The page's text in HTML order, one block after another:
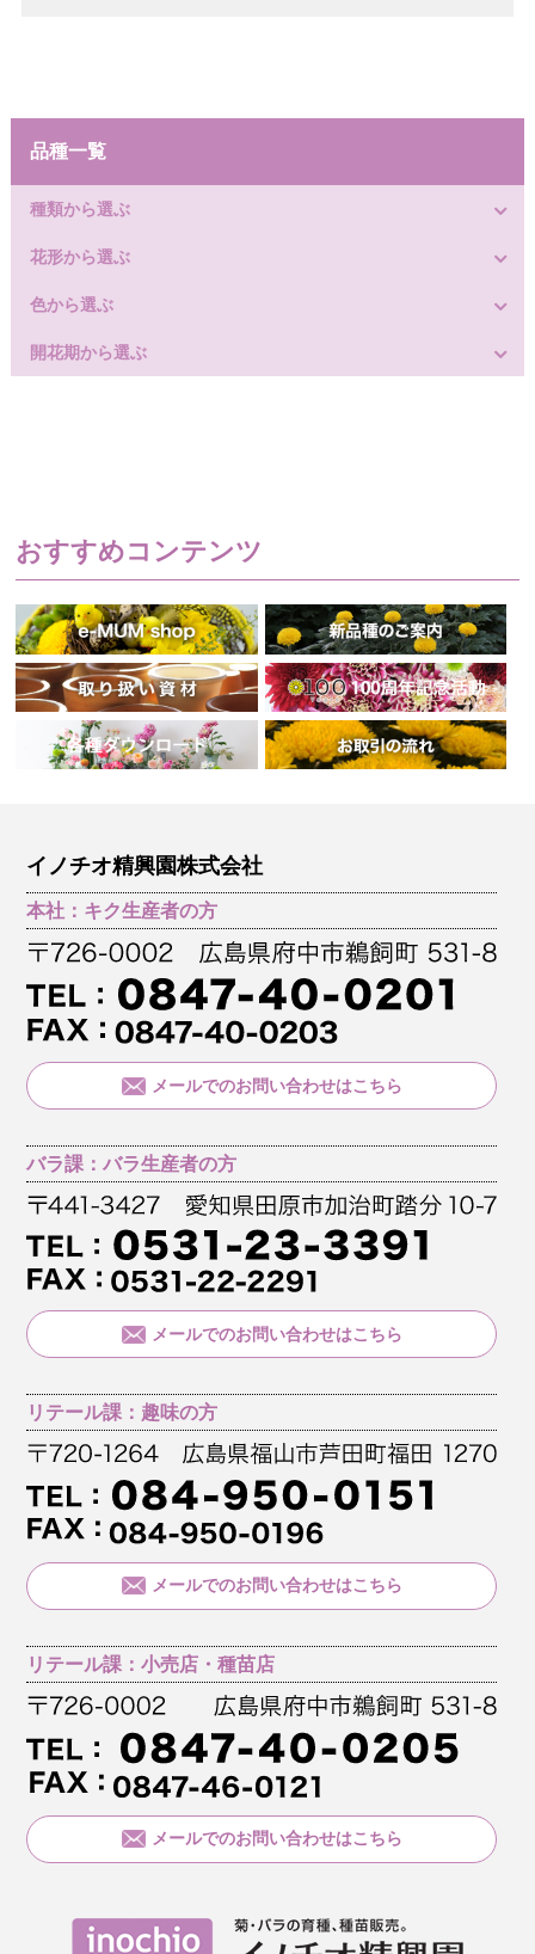
品種一覧
種類から選ぶ
花形から選ぶ
色から選ぶ
開花期から選ぶ
おすすめコンテンツ
イノチオ精興園株式会社
本社：キク生産者の方
メールでのお問い合わせはこちら
バラ課：バラ生産者の方
メールでのお問い合わせはこちら
リテール課：趣味の方
メールでのお問い合わせはこちら
リテール課：小売店・種苗店
メールでのお問い合わせはこちら